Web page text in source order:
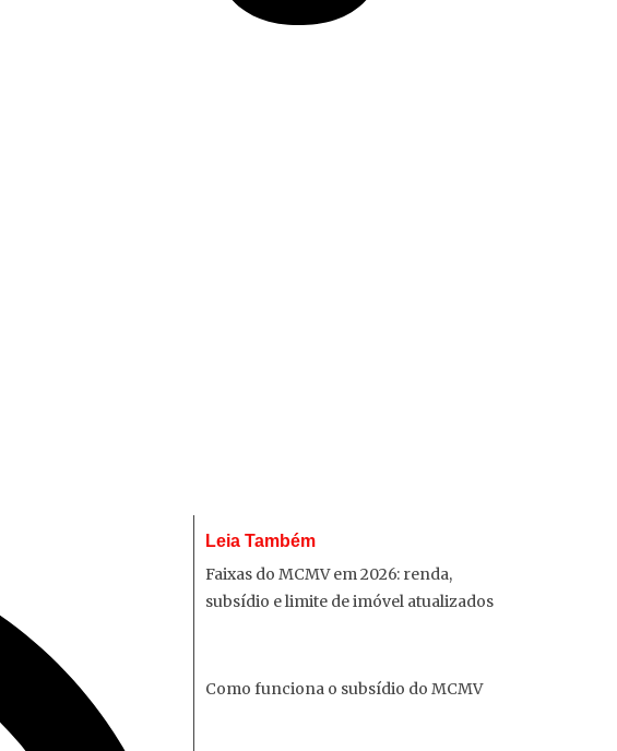
Leia Também
Faixas do MCMV em 2026: renda,
subsídio e limite de imóvel atualizados
Como funciona o subsídio do MCMV